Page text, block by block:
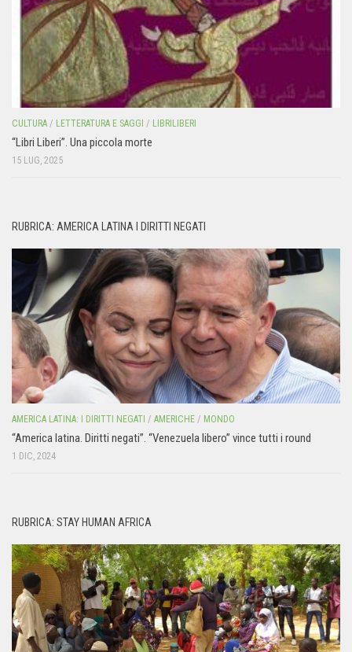
CULTURA / LETTERATURA E SAGGI / LIBRILIBERI
“Libri Liberi”. Una piccola morte
15 LUG, 2025
RUBRICA: AMERICA LATINA I DIRITTI NEGATI
AMERICA LATINA: I DIRITTI NEGATI / AMERICHE / MONDO
“America latina. Diritti negati”. “Venezuela libero” vince tutti i round
1 DIC, 2024
RUBRICA: STAY HUMAN AFRICA